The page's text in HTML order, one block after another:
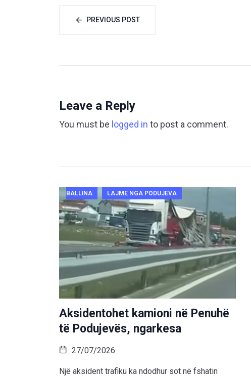
PREVIOUS POST
Leave a Reply
You must be logged in to post a comment.
BALLINA LAJME NGA PODUJEVA
Aksidentohet kamioni në Penuhë
të Podujevës, ngarkesa
27/07/2026
Një aksident trafiku ka ndodhur sot në fshatin